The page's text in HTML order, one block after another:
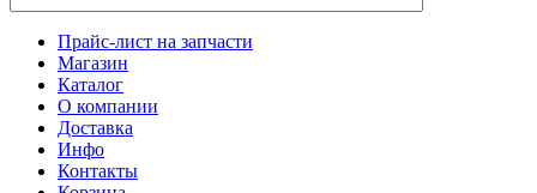
Прайс-лист на запчасти
Магазин
Каталог
О компании
Доставка
Инфо
Контакты